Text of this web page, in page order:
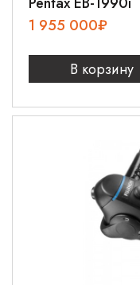
1 955 000₽
В корзину